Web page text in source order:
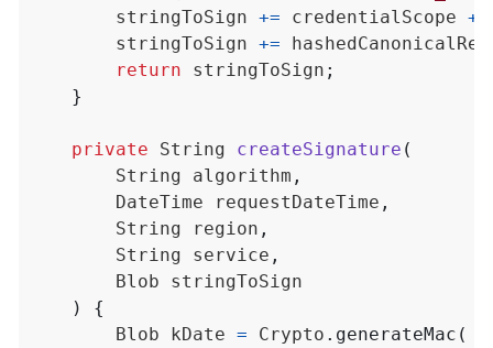
stringToSign += credentialScope +
stringToSign +=
return
stringToSign ;
}
private String createSignature (
String
algorithm ,
DateTime
requestDateTime ,
String
region ,
String
service ,
Blob
stringToSign
)
{
Blob
kDate = Crypto . generateMac (